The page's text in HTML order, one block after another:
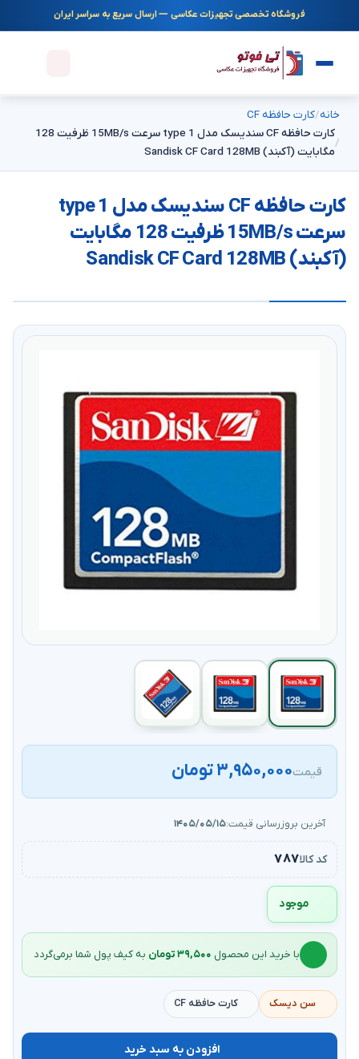
فروشگاه تخصصی تجهیزات عکاسی — ارسال سریع به سراسر ایران
خانه کارت حافظه CF
کارت حافظه CF سندیسک مدل type 1 سرعت 15MB/s ظرفیت 128
مگابایت (آکبند) Sandisk CF Card 128MB
کارت حافظه CF سندیسک مدل type 1
سرعت 15MB/s ظرفیت 128 مگابایت
(آکبند) Sandisk CF Card 128MB
قیمت۳,۹۵۰,۰۰۰ تومان
آخرین بروزرسانی قیمت:۱۴۰۵/۰۵/۱۵
کد کالا۷۸۷
موجود
با خرید این محصول ۳۹,۵۰۰ تومان به کیف‌ پول شما برمی‌گردد
سن دیسک کارت حافظه CF
افزودن به سبد خرید